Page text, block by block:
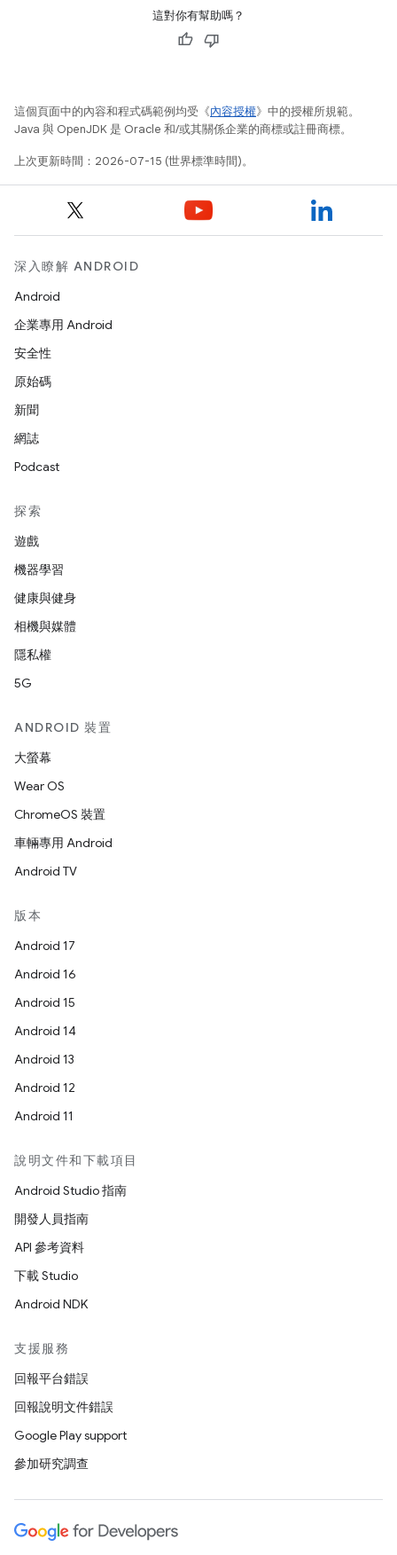
這對你有幫助嗎？
這個頁面中的內容和程式碼範例均受《內容授權》中的授權所規範。
Java 與 OpenJDK 是 Oracle 和/或其關係企業的商標或註冊商標。
上次更新時間：2026-07-15 (世界標準時間)。
深入瞭解 ANDROID
Android
企業專用 Android
安全性
原始碼
新聞
網誌
Podcast
探索
遊戲
機器學習
健康與健身
相機與媒體
隱私權
5G
ANDROID 裝置
大螢幕
Wear OS
ChromeOS 裝置
車輛專用 Android
Android TV
版本
Android 17
Android 16
Android 15
Android 14
Android 13
Android 12
Android 11
說明文件和下載項目
Android Studio 指南
開發人員指南
API 參考資料
下載 Studio
Android NDK
支援服務
回報平台錯誤
回報說明文件錯誤
Google Play support
參加研究調查